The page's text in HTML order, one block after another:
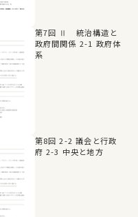
第7回 Ⅱ 統治構造と
政府間関係 2-1 政府体
系
第8回 2-2 議会と行政
府 2-3 中央と地方